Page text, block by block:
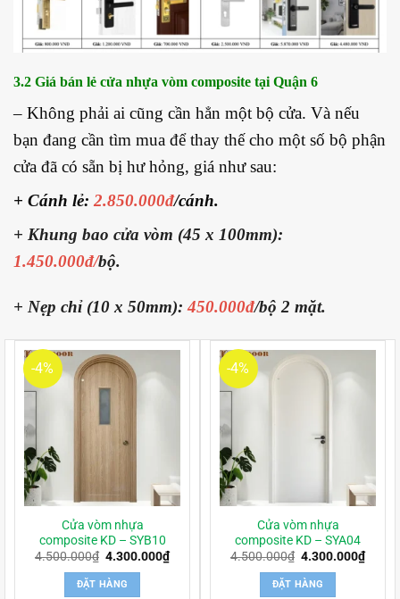
3.2 Giá bán lẻ cửa nhựa vòm composite tại Quận 6
– Không phải ai cũng cần hẳn một bộ cửa. Và nếu
bạn đang cần tìm mua để thay thế cho một số bộ phận
cửa đã có sẵn bị hư hỏng, giá như sau:
+ Cánh lẻ:2.850.000đ/cánh.
+ Khung bao cửa vòm (45 x 100mm):
1.450.000đ/bộ.
+ Nẹp chỉ (10 x 50mm):450.000đ/bộ 2 mặt.
-4%
Cửa vòm nhựa
composite KD – SYB10
4.500.000₫ Giá
là:
4.500.000₫.
4.300.000₫Giá
hiện
ĐẶT HÀNG
-4%
Cửa vòm nhựa
composite KD – SYA04
4.500.000₫ Giá
là:
4.500.000₫.
4.300.000₫Giá
hiện
ĐẶT HÀNG